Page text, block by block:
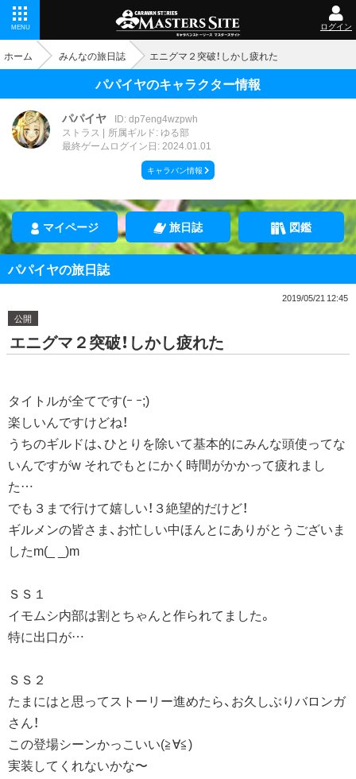
MENU ログイン
ホーム みんなの旅日誌 エニグマ２突破！しかし疲れた
パパイヤのキャラクター情報
パパイヤ
ID: dp7eng4wzpwh
ストラス
所属ギルド: ゆる部
最終ゲームログイン日: 2024.01.01
キャラバン情報
マイページ 旅日誌 図鑑
パパイヤの旅日誌
2019/05/21 12:45
公開
エニグマ２突破！しかし疲れた
タイトルが全てです(ｰ ｰ;)
楽しいんですけどね！
うちのギルドは、ひとりを除いて基本的にみんな頭使ってな
いんですがw それでもとにかく時間がかかって疲れまし
た…
でも３まで行けて嬉しい！３絶望的だけど！
ギルメンの皆さま、お忙しい中ほんとにありがとうございま
したm(_ _)m
ＳＳ１
イモムシ内部は割とちゃんと作られてました。
特に出口が…
ＳＳ２
たまにはと思ってストーリー進めたら、お久しぶりバロンガ
さん！
この登場シーンかっこいい(≧∀≦)
実装してくれないかな〜